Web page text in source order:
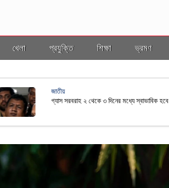
খেলা প্রযুক্তি শিক্ষা ভ্রমণ